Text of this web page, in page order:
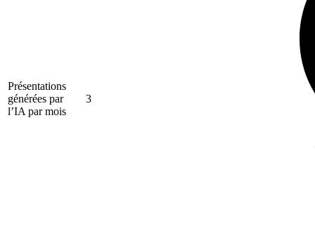
Présentations
générées par
l’IA par mois
3